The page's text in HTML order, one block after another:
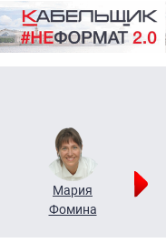
Мария
Фомина